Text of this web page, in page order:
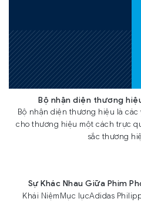
Bộ nhận diện thương
Bộ nhận diện thương hiệu là
cho thương hiệu một cách trực
sắc thương
Sự Khác Nhau Giữa Phim
Khái NiệmMục lụcAdidas